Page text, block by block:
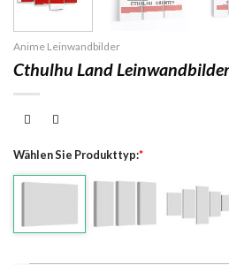
Anime Leinwandbilder
Cthulhu Land
Wählen Sie Produkttyp:*